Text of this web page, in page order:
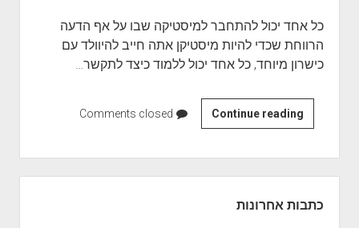
כל אחד יכול להתחבר למיסטיקה שבו על אף הדעה
הרווחת שכדי להיות מיסטיקן אתה חייב להיוולד עם
כישרון מיוחד, כל אחד יכול ללמוד כיצד לתקשר…
Continue reading
י
כתבות אחרונות